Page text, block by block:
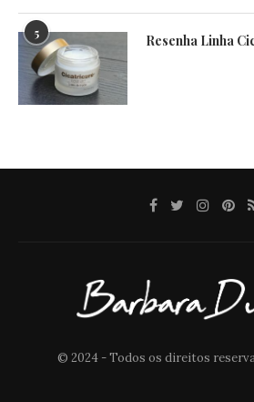
5 Resenha Linha
© 2024 - Todos os direitos